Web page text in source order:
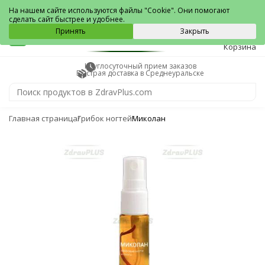
Среднеуральск
0
Корзина
Круглосуточный прием заказов
Быстрая доставка в Среднеуральске
Главная страницаГрибок ногтейМиколан
На нашем сайте используются файлы "Cookie". Они помогают
сделать сайт быстрее и удобнее.
Принять
Закрыть